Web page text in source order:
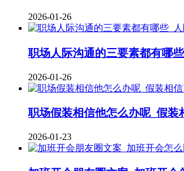
2026-01-26
职场人际沟通的三要素都有哪
2026-01-26
职场假装相信他怎么办呢_假装
2026-01-23